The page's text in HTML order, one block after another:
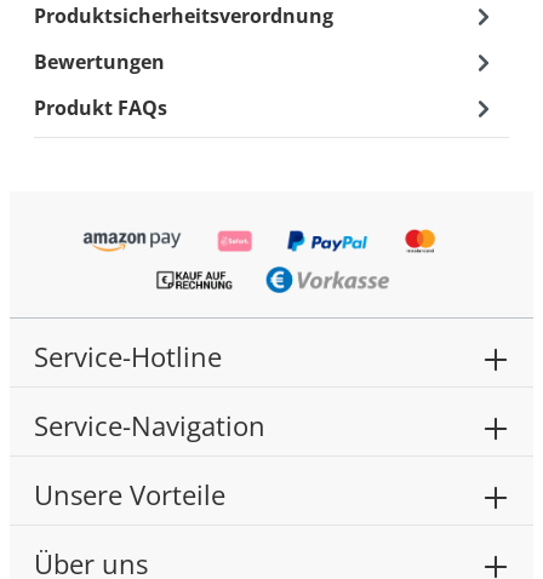
Produktsicherheitsverordnung
Bewertungen
Produkt FAQs
Service-Hotline
Service-Navigation
Unsere Vorteile
Über uns